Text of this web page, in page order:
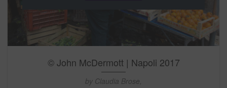
© John McDermott | Napoli 2017
by Claudia Brose,